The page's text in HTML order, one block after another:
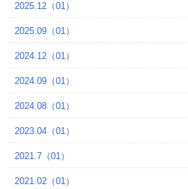
2025.12（01）
2025.09（01）
2024.12（01）
2024.09（01）
2024.08（01）
2023.04（01）
2021.7（01）
2021.02（01）